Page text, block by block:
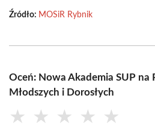
Źródło: MOSiR Rybnik
Oceń: Nowa Akademia SUP na
Młodszych i Dorosłych
★ ★ ★ ★ ★